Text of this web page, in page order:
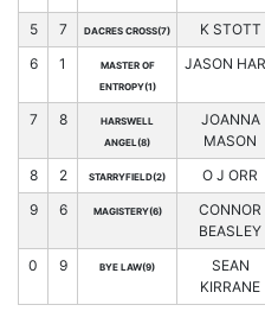
5
7 DACRES CROSS(7) K STOTT
6 1
MASTER OF
ENTROPY(1)
JASON
7 8
HARSWELL
ANGEL(8)
JOANNA
MASON
8 2 STARRYFIELD(2) O J ORR
9 6 MAGISTERY(6)
CONNOR
BEASLEY
0 9 BYE LAW(9)
SEAN
KIRRANE